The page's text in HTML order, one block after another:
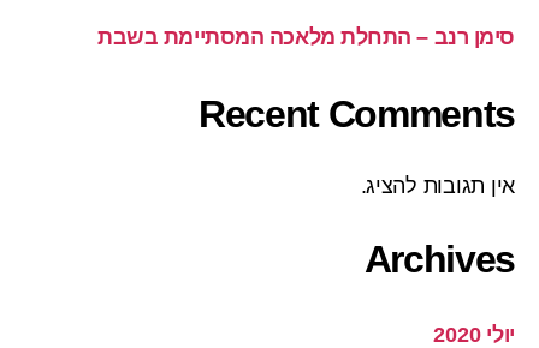
סימן רנב – התחלת מלאכה המסתיימת בשבת
Recent Comments
אין תגובות להציג.
Archives
יולי 2020